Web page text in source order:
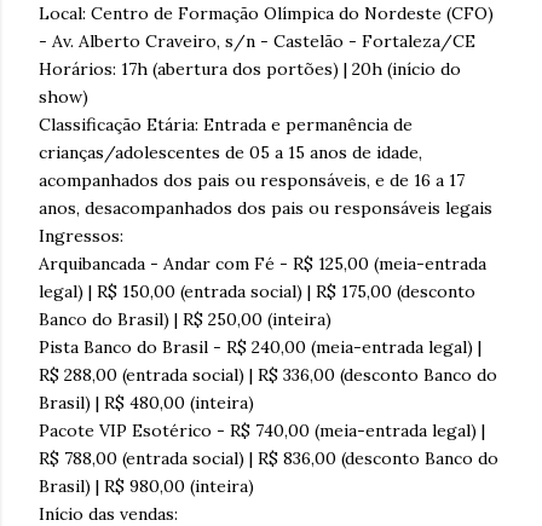
Local: Centro de Formação Olímpica do Nordeste (CFO)
- Av. Alberto Craveiro, s/n - Castelão - Fortaleza/CE
Horários: 17h (abertura dos portões) | 20h (início do
show)
Classificação Etária: Entrada e permanência de
crianças/adolescentes de 05 a 15 anos de idade,
acompanhados dos pais ou responsáveis, e de 16 a 17
anos, desacompanhados dos pais ou responsáveis legais
Ingressos:
Arquibancada - Andar com Fé - R$ 125,00 (meia-entrada
legal) | R$ 150,00 (entrada social) | R$ 175,00 (desconto
Banco do Brasil) | R$ 250,00 (inteira)
Pista Banco do Brasil - R$ 240,00 (meia-entrada legal) |
R$ 288,00 (entrada social) | R$ 336,00 (desconto Banco do
Brasil) | R$ 480,00 (inteira)
Pacote VIP Esotérico - R$ 740,00 (meia-entrada legal) |
R$ 788,00 (entrada social) | R$ 836,00 (desconto Banco do
Brasil) | R$ 980,00 (inteira)
Início das vendas: